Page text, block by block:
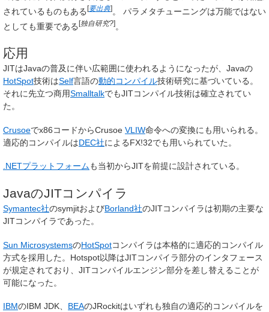
されているものもある [要出典] 。 パラメタチューニングは万能ではない
としても重要である[独自研究?]。
応用
JITはJavaの普及に伴い広範囲に使われるようになったが、Javaの
HotSpot技術はSelf言語の動的コンパイル技術研究に基づいている。
それに先立つ商用SmalltalkでもJITコンパイル技術は確立されてい
た。
Crusoeでx86コードからCrusoe VLIW命令への変換にも用いられる。
適応的コンパイルはDEC社によるFX!32でも用いられていた。
.NETプラットフォームも当初からJITを前提に設計されている。
JavaのJITコンパイラ
Symantec社のsymjitおよびBorland社のJITコンパイラは初期の主要な
JITコンパイラであった。
Sun MicrosystemsのHotSpotコンパイラは本格的に適応的コンパイル
方式を採用した。Hotspot以降はJITコンパイラ部分のインタフェース
が規定されており、JITコンパイルエンジン部分を差し替えることが
可能になった。
IBMのIBM JDK、 BEAのJRockitはいずれも独自の適応的コンパイルを